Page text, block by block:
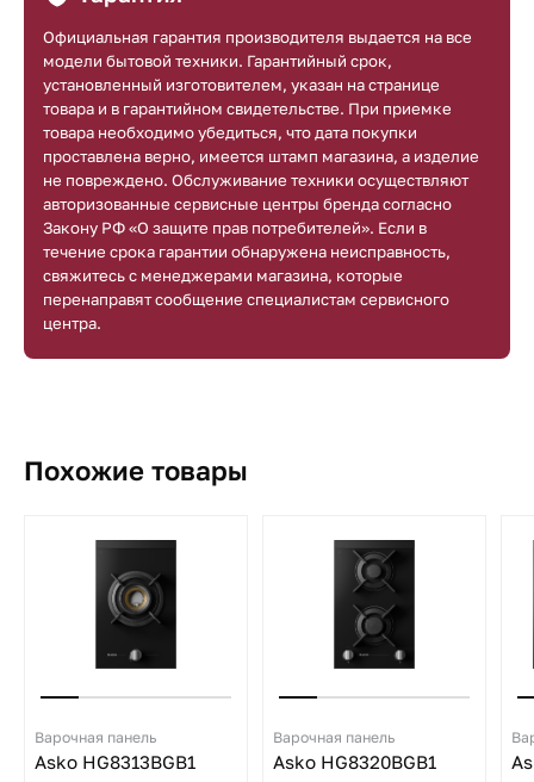
Официальная гарантия производителя выдается на все
модели бытовой техники. Гарантийный срок,
установленный изготовителем, указан на странице
товара и в гарантийном свидетельстве. При приемке
товара необходимо убедиться, что дата покупки
проставлена верно, имеется штамп магазина, а изделие
не повреждено. Обслуживание техники осуществляют
авторизованные сервисные центры бренда согласно
Закону РФ «О защите прав потребителей». Если в
течение срока гарантии обнаружена неисправность,
свяжитесь с менеджерами магазина, которые
перенаправят сообщение специалистам сервисного
центра.
Похожие товары
Варочная панель
Asko HG8313BGB1
Варочная панель
Asko HG8320BGB1